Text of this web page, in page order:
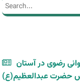
Search
Search
رضوی در آستان
حضرت عبدالعظیم(ع)